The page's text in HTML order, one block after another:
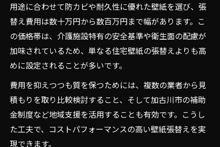
用途に合わせて防カビや耐久性に優れた壁紙を選び、張
替え費用は数十万円から数百万円まで幅があります。こ
の価格帯は、介護施設特有の安全基準や衛生面の配慮が
加味されているため、単なる住宅壁紙の張替えよりも高
めに設定されることが多いです。
費用を抑えつつも質を保つためには、複数の業者から見
積もりを取り比較検討すること、そして加古川市の補助
金制度など地域支援を活用することも有効です。こうし
た工夫で、コストパフォーマンスの高い壁紙張替えを実
現できます。